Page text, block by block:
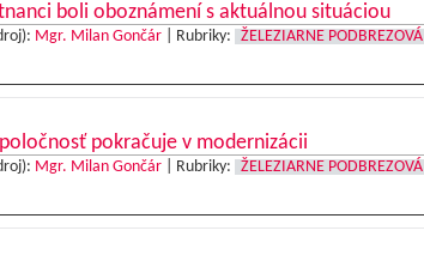
boli oboznámení s aktuálnou situáciou
Mgr. Milan Gončár| Rubriky: ŽELEZIARNE PODBREZOVÁ
pokračuje v modernizácii
Mgr. Milan Gončár| Rubriky: ŽELEZIARNE PODBREZOVÁ